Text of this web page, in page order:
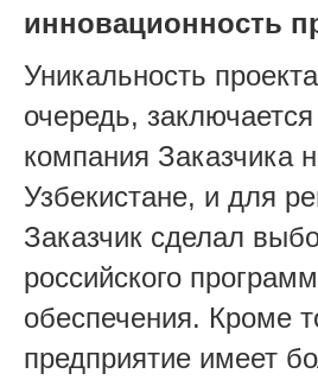
инновационность
Уникальность
очередь,
компания Заказчика
Узбекистане, и для
Заказчик сделал
российского
обеспечения. Кроме
предприятие имеет